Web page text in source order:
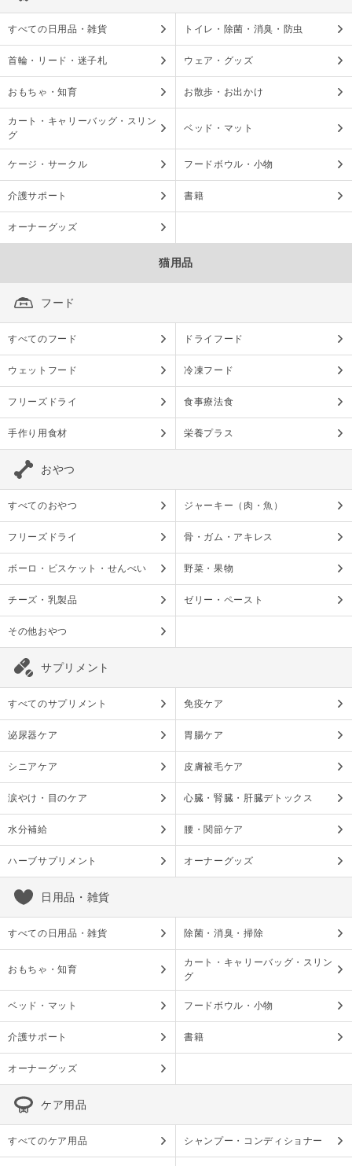
すべての日用品・雑貨 トイレ・除菌・消臭・防虫
首輪・リード・迷子札 ウェア・グッズ
おもちゃ・知育 お散歩・お出かけ
カート・キャリーバッグ・スリン
グ
ベッド・マット
ケージ・サークル フードボウル・小物
介護サポート 書籍
オーナーグッズ
猫用品
フード
すべてのフード ドライフード
ウェットフード 冷凍フード
フリーズドライ 食事療法食
手作り用食材 栄養プラス
おやつ
すべてのおやつ ジャーキー（肉・魚）
フリーズドライ 骨・ガム・アキレス
ボーロ・ビスケット・せんべい 野菜・果物
チーズ・乳製品 ゼリー・ペースト
その他おやつ
サプリメント
すべてのサプリメント 免疫ケア
泌尿器ケア 胃腸ケア
シニアケア 皮膚被毛ケア
涙やけ・目のケア 心臓・腎臓・肝臓デトックス
水分補給 腰・関節ケア
ハーブサプリメント オーナーグッズ
日用品・雑貨
すべての日用品・雑貨 除菌・消臭・掃除
おもちゃ・知育
カート・キャリーバッグ・スリン
グ
ベッド・マット フードボウル・小物
介護サポート 書籍
オーナーグッズ
ケア用品
すべてのケア用品 シャンプー・コンディショナー